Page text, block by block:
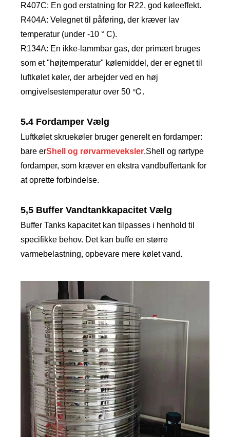
R407C: En god erstatning for R22, god køleeffekt.
R404A: Velegnet til påføring, der kræver lav
temperatur (under -10 ° C).
R134A: En ikke-lammbar gas, der primært bruges
som et "højtemperatur" kølemiddel, der er egnet til
luftkølet køler, der arbejder ved en høj
omgivelsestemperatur over 50 ℃.
5.4 Fordamper Vælg
Luftkølet skruekøler bruger generelt en fordamper:
bare erShell og rørvarmeveksler.Shell og rørtype
fordamper, som kræver en ekstra vandbuffertank for
at oprette forbindelse.
5,5 Buffer Vandtankkapacitet Vælg
Buffer Tanks kapacitet kan tilpasses i henhold til
specifikke behov. Det kan buffe en større
varmebelastning, opbevare mere kølet vand.